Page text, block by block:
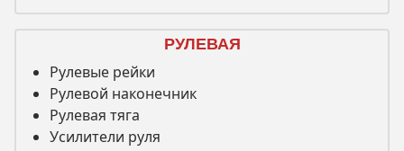
РУЛЕВАЯ
Рулевые рейки
Рулевой наконечник
Рулевая тяга
Усилители руля